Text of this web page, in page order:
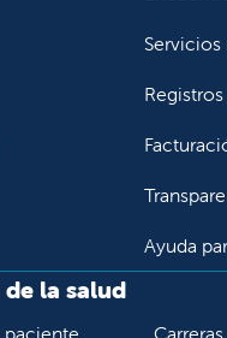
Ayuda
la salud
paciente